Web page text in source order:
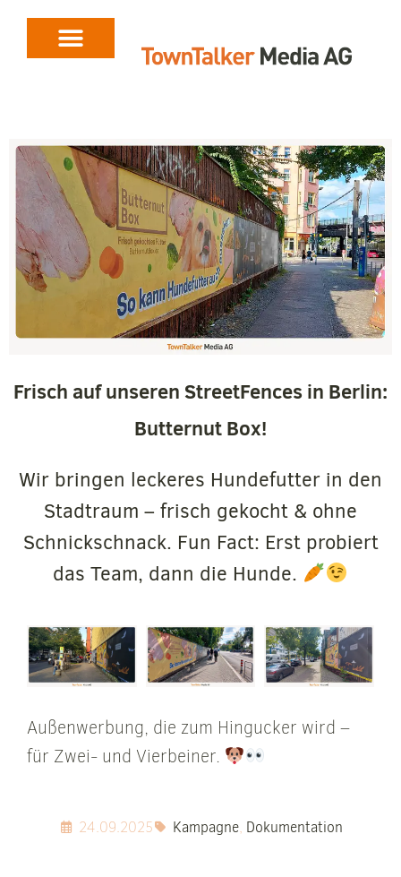
Frisch auf unseren StreetFences in Berlin:
Butternut Box!
Wir bringen leckeres Hundefutter in den
Stadtraum – frisch gekocht & ohne
Schnickschnack. Fun Fact: Erst probiert
das Team, dann die Hunde.
Außenwerbung, die zum Hingucker wird –
für Zwei- und Vierbeiner.
24.09.2025 Kampagne, Dokumentation